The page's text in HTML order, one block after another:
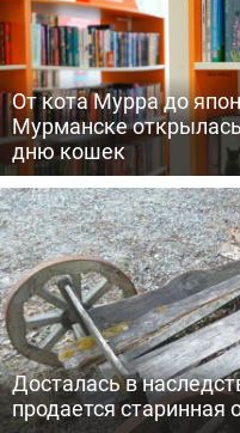
От кота Мурра до
Мурманске
дню кошек
Досталась в
продается старинная